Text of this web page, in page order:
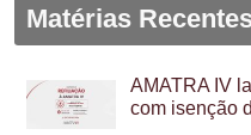
Matérias
AMATRA IV
com isenção